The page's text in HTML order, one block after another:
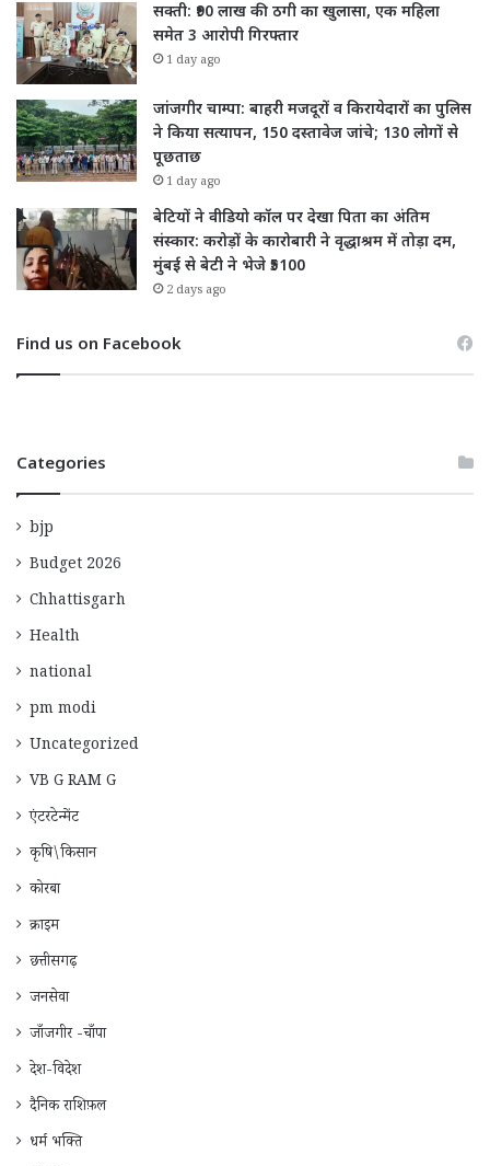
सक्ती: ₹90 लाख की ठगी का खुलासा, एक महिला
समेत 3 आरोपी गिरफ्तार
1 day ago
जांजगीर चाम्पा: बाहरी मजदूरों व किरायेदारों का पुलिस
ने किया सत्यापन, 150 दस्तावेज जांचे; 130 लोगों से
पूछताछ
1 day ago
बेटियों ने वीडियो कॉल पर देखा पिता का अंतिम
संस्कार: करोड़ों के कारोबारी ने वृद्धाश्रम में तोड़ा दम,
मुंबई से बेटी ने भेजे ₹5100
2 days ago
Find us on Facebook
Categories
bjp
Budget 2026
Chhattisgarh
Health
national
pm modi
Uncategorized
VB G RAM G
एंटरटेन्मेंट
कृषि\किसान
कोरबा
क्राइम
छत्तीसगढ़
जनसेवा
जाँजगीर -चाँपा
देश-विदेश
दैनिक राशिफ़ल
धर्म भक्ति